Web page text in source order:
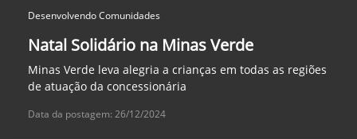
Desenvolvendo Comunidades
Natal Solidário na Minas Verde
Minas Verde leva alegria a crianças em todas as regiões
de atuação da concessionária
Data da postagem: 26/12/2024